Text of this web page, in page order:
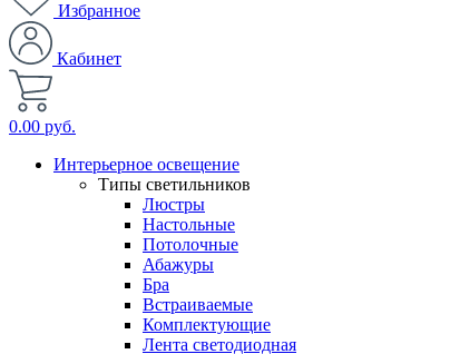
Избранное
Кабинет
0.00 руб.
Интерьерное освещение
Типы светильников
Люстры
Настольные
Потолочные
Абажуры
Бра
Встраиваемые
Комплектующие
Лента светодиодная